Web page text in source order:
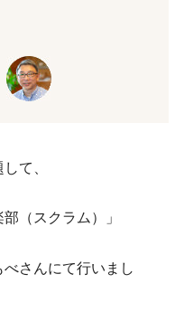
て、
（スクラム）」
さんにて行いまし